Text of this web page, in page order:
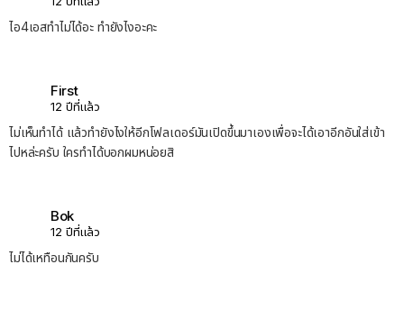
ไอ4เอสทำไม่ได้อะ ทำยังไงอะคะ
First
12 ปีที่แล้ว
ไม่เห็นทำได้ แล้วทำยังไงให้อีกโฟลเดอร์มันเปิดขึ้นมาเองเพื่อจะได้เอาอีกอันใส่เข้า
ไปหล่ะครับ ใครทำได้บอกผมหน่อยสิ
Bok
12 ปีที่แล้ว
ไม่ได้เหทือนกันครับ